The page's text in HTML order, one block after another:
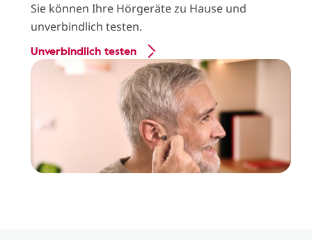
Sie können Ihre Hörgeräte zu Hause und
unverbindlich testen.
Unverbindlich testen